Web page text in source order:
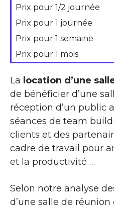
Prix pour 1/2 journée
Prix pour 1 journée
Prix pour 1 semaine
Prix pour 1 mois
La location d’une
de bénéficier d’une
réception d’un public
séances de team
clients et des
cadre de travail pour
et la productivité …
Selon notre analyse
d’une salle de